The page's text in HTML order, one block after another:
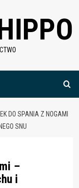
DO SPANIA Z NOGAMI
SNU
–
i